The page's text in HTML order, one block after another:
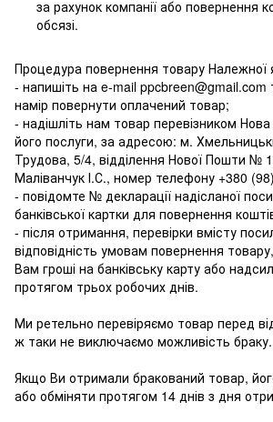
за рахунок компанії або повернення
обсязі.
Процедура повернення товару Належної
- напишіть на e-mail ppcbreen@gmail.com
намір повернути оплачений товар;
- надішліть нам товар перевізником
його послуги, за адресою: м.
Трудова, 5/4, відділення Нової Пошти №
Маліванчук І.С., номер телефону +380
- повідомте № декларації надісланої
банківської картки для повернення
- після отримання, перевірки вмісту
відповідність умовам повернення
Вам гроші на банківську карту або
протягом трьох робочих днів.
Ми ретельно перевіряємо товар перед
ж таки не виключаємо можливість браку.
Якщо Ви отримали бракований товар,
або обміняти протягом 14 днів з дня